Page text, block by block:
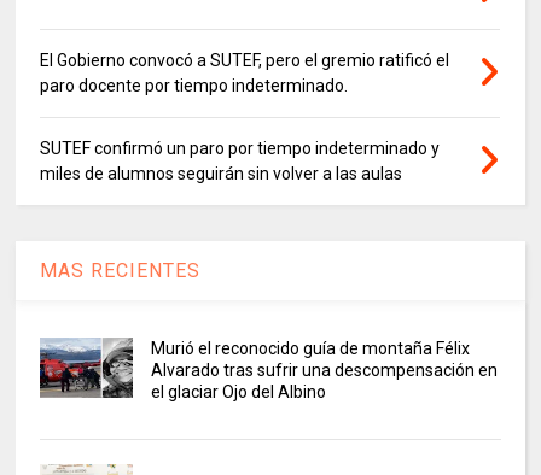
El Gobierno convocó a SUTEF, pero el gremio ratificó el
paro docente por tiempo indeterminado.
SUTEF confirmó un paro por tiempo indeterminado y
miles de alumnos seguirán sin volver a las aulas
MAS RECIENTES
Murió el reconocido guía de montaña Félix
Alvarado tras sufrir una descompensación en
el glaciar Ojo del Albino